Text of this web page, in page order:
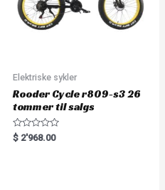
Elektriske sykler
Rooder Cycle r809-s3 26
tommer til salgs
R
a
$ 2'968.00